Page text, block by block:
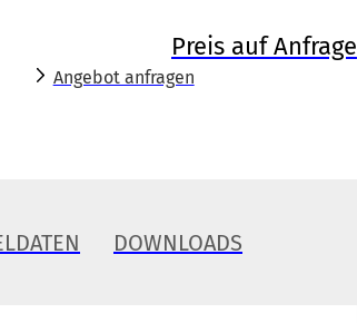
Preis auf Anfrage
Angebot anfragen
DOWNLOADS